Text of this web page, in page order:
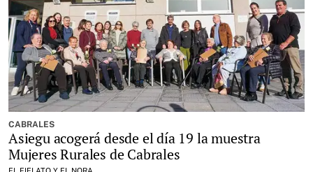
CABRALES
Asiegu acogerá desde el día 19 la muestra
Mujeres Rurales de Cabrales
EL FIELATO Y EL NORA